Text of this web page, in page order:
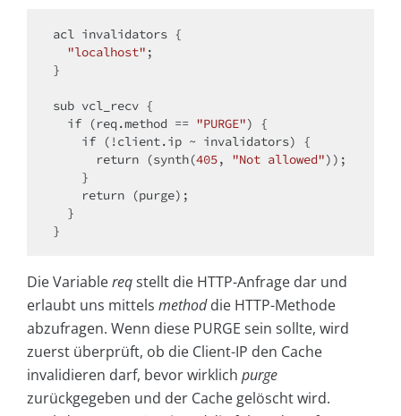
acl invalidators {
"localhost" ;
}
sub vcl_recv {
if (req.method == "PURGE") {
if (!client.ip ~ invalidators) {
return (synth(405, "Not allowed"));
return (purge);
Die Variablereqstellt die HTTP-Anfrage dar und
erlaubt uns mittels methoddie HTTP-Methode
abzufragen. Wenn diese PURGE sein sollte, wird
zuerst überprüft, ob die Client-IP den Cache
invalidieren darf, bevor wirklich purge
zurückgegeben und der Cache gelöscht wird.